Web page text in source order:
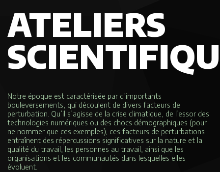
ATELIERS
Notre époque est caractérisée par d’importants
bouleversements, qui découlent de divers facteurs de
perturbation. Qu’il s’agisse de la crise climatique, de l’essor des
technologies numériques ou des chocs démographiques (pour
ne nommer que ces exemples), ces facteurs de perturbations
entraînent des répercussions significatives sur la nature et la
qualité du travail, les personnes au travail, ainsi que les
organisations et les communautés dans lesquelles elles
évoluent.